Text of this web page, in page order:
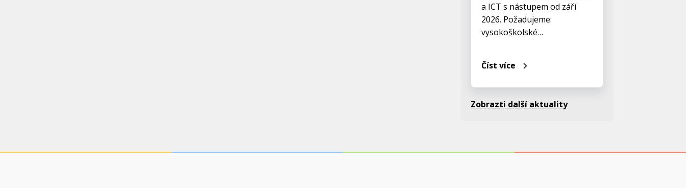
a ICT s nástupem od září
2026. Požadujeme:
vysokoškolské…
Číst více
Zobrazti další aktuality